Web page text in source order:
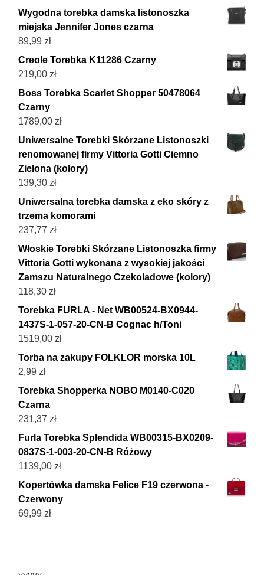
Wygodna torebka damska listonoszka
miejska Jennifer Jones czarna
89,99 zł
Creole Torebka K11286 Czarny
219,00 zł
Boss Torebka Scarlet Shopper 50478064
Czarny
1789,00 zł
Uniwersalne Torebki Skórzane Listonoszki
renomowanej firmy Vittoria Gotti Ciemno
Zielona (kolory)
139,30 zł
Uniwersalna torebka damska z eko skóry z
trzema komorami
237,77 zł
Włoskie Torebki Skórzane Listonoszka firmy
Vittoria Gotti wykonana z wysokiej jakości
Zamszu Naturalnego Czekoladowe (kolory)
118,30 zł
Torebka FURLA - Net WB00524-BX0944-
1437S-1-057-20-CN-B Cognac h/Toni
1519,00 zł
Torba na zakupy FOLKLOR morska 10L
2,99 zł
Torebka Shopperka NOBO M0140-C020
Czarna
231,37 zł
Furla Torebka Splendida WB00315-BX0209-
0837S-1-003-20-CN-B Różowy
1139,00 zł
Kopertówka damska Felice F19 czerwona -
Czerwony
69,99 zł